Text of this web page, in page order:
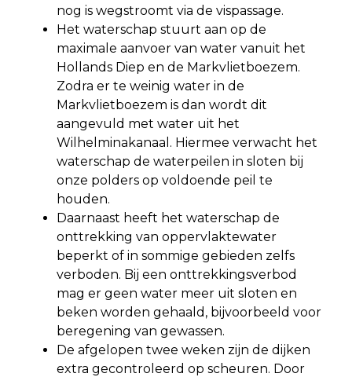
nog is wegstroomt via de vispassage.
Het waterschap stuurt aan op de
maximale aanvoer van water vanuit het
Hollands Diep en de Markvlietboezem.
Zodra er te weinig water in de
Markvlietboezem is dan wordt dit
aangevuld met water uit het
Wilhelminakanaal. Hiermee verwacht het
waterschap de waterpeilen in sloten bij
onze polders op voldoende peil te
houden.
Daarnaast heeft het waterschap de
onttrekking van oppervlaktewater
beperkt of in sommige gebieden zelfs
verboden. Bij een onttrekkingsverbod
mag er geen water meer uit sloten en
beken worden gehaald, bijvoorbeeld voor
beregening van gewassen.
De afgelopen twee weken zijn de dijken
extra gecontroleerd op scheuren. Door